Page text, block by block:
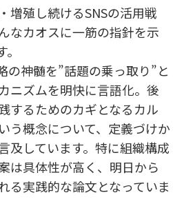
増殖し続けるSNSの活用戦
なカオスに一筋の指針を示
の神髄を”話題の乗っ取り”と
ニズムを明快に言語化。後
するためのカギとなるカル
う概念について、定義づけか
及しています。特に組織構成
は具体性が高く、明日から
る実践的な論文となっていま